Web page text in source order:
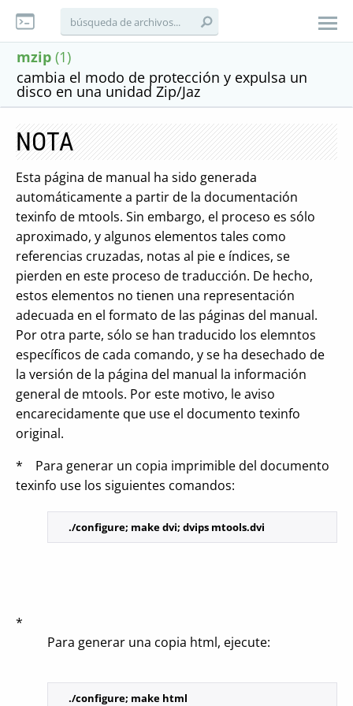
mzip (1)
cambia el modo de protección y expulsa un
disco en una unidad Zip/Jaz
NOTA
Esta página de manual ha sido generada
automáticamente a partir de la documentación
texinfo de mtools. Sin embargo, el proceso es sólo
aproximado, y algunos elementos tales como
referencias cruzadas, notas al pie e índices, se
pierden en este proceso de traducción. De hecho,
estos elementos no tienen una representación
adecuada en el formato de las páginas del manual.
Por otra parte, sólo se han traducido los elemntos
específicos de cada comando, y se ha desechado de
la versión de la página del manual la información
general de mtools. Por este motivo, le aviso
encarecidamente que use el documento texinfo
original.
* Para generar un copia imprimible del documento
texinfo use los siguientes comandos:
*
Para generar una copia html, ejecute: